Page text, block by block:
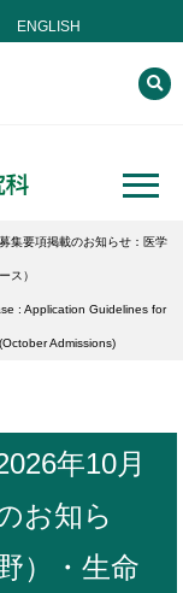
ENGLISH
集要項掲載のお知らせ：医学
ス）
: Application Guidelines for
Admissions)
年10月
お知ら
）・生命